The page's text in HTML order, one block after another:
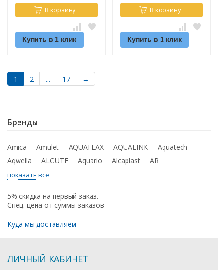
В корзину
Купить в 1 клик
В корзину
Купить в 1 клик
1 2 ... 17 →
Бренды
Amica Amulet AQUAFLAX AQUALINK
Aquatech
Aqwella
ALOUTE Aquario Alcaplast AR
показать все
5% скидка на первый заказ.
Спец. цена от суммы заказов
Куда мы доставляем
ЛИЧНЫЙ КАБИНЕТ